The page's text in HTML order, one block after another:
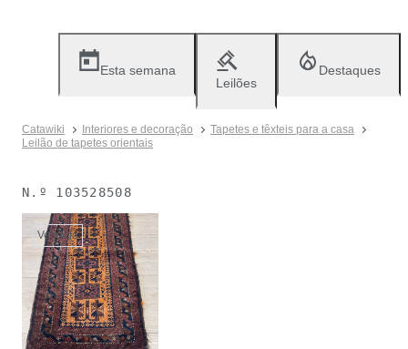
Esta semana
Leilões
Destaques
Catawiki Interiores e decoração
Tapetes e têxteis para a casa
Leilão de tapetes orientais
N.º 103528508
Vendido